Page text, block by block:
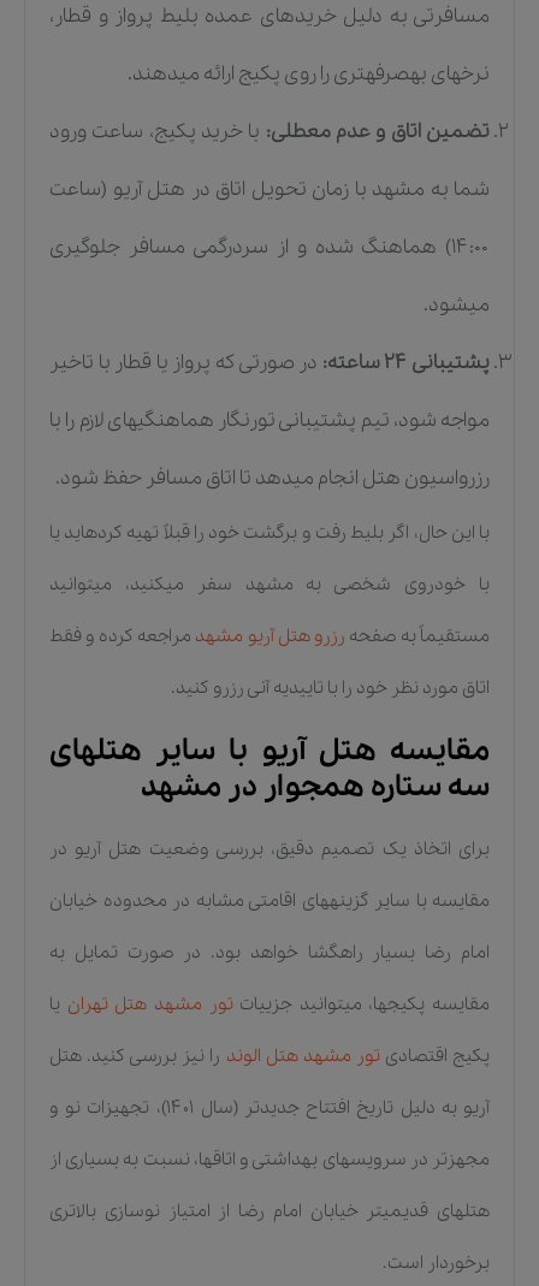
مسافرتی به دلیل خریدهای عمده بلیط پرواز و قطار،
نرخهای بهصرفهتری را روی پکیج ارائه میدهند.
تضمین اتاق و عدم معطلی: با خرید پکیج، ساعت ورود
شما به مشهد با زمان تحویل اتاق در هتل آریو (ساعت
۱۴:۰۰) هماهنگ شده و از سردرگمی مسافر جلوگیری
میشود.
پشتیبانی ۲۴ ساعته: در صورتی که پرواز یا قطار با تاخیر
مواجه شود، تیم پشتیبانی تورنگار هماهنگیهای لازم را با
رزرواسیون هتل انجام میدهد تا اتاق مسافر حفظ شود.
با این حال، اگر بلیط رفت و برگشت خود را قبلاً تهیه کردهاید یا
با خودروی شخصی به مشهد سفر میکنید، میتوانید
مستقیماً به صفحه رزرو هتل آریو مشهد مراجعه کرده و فقط
اتاق مورد نظر خود را با تاییدیه آنی رزرو کنید.
مقایسه هتل آریو با سایر هتلهای
سه ستاره همجوار در مشهد
برای اتخاذ یک تصمیم دقیق، بررسی وضعیت هتل آریو در
مقایسه با سایر گزینههای اقامتی مشابه در محدوده خیابان
امام رضا بسیار راهگشا خواهد بود. در صورت تمایل به
مقایسه پکیجها، میتوانید جزییاتتور مشهد هتل تهران یا
پکیج اقتصادیتور مشهد هتل الوند را نیز بررسی کنید. هتل
آریو به دلیل تاریخ افتتاح جدیدتر (سال ۱۴۰۱)، تجهیزات نو و
مجهزتر در سرویسهای بهداشتی و اتاقها، نسبت به بسیاری از
هتلهای قدیمیتر خیابان امام رضا از امتیاز نوسازی بالاتری
برخوردار است.